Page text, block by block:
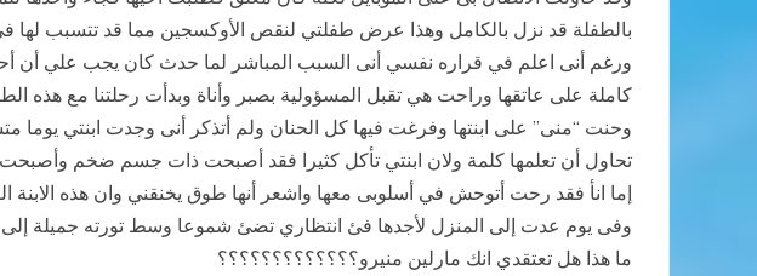
بالطفلة قد نزل بالكامل وهذا عرض طفلتي لنقص الأوكسجين مما قد تتسبب لها
ورغم أنى اعلم في قراره نفسي أنى السبب المباشر لما حدث كان يجب علي أن
كاملة على عاتقها وراحت هي تقبل المسؤولية بصبر وأناة وبدأت رحلتنا مع هذه
وحنت “منى” على ابنتها وفرغت فيها كل الحنان ولم أتذكر أنى وجدت ابنتي يوما
تحاول أن تعلمها كلمة ولان ابنتي تأكل كثيرا فقد أصبحت ذات جسم ضخم وأصبحت
إما انأ فقد رحت أتوحش في أسلوبى معها واشعر أنها طوق يخنقني وان هذه الابنة
وفى يوم عدت إلى المنزل لأجدها فئ انتظاري تضئ شموعا وسط تورته جميلة إلى
ما هذا هل تعتقدي انك مارلين منيرو؟؟؟؟؟؟؟؟؟؟؟؟؟